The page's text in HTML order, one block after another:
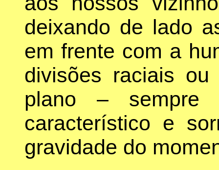
deixando de lado
em frente com a
divisões raciais
plano – sempre
característico e
gravidade do